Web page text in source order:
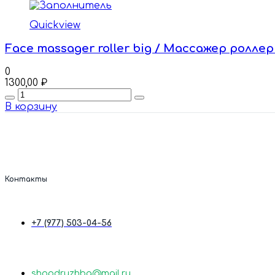
Quickview
Face massager roller big / Массажер
0
1300,00 ₽
Quantity
В корзину
Контакты
+7 (977) 503-04-56